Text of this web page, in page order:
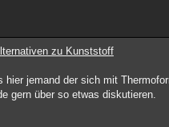
zu Kunststoff
hier jemand der sich mit
gern über so etwas diskutieren.